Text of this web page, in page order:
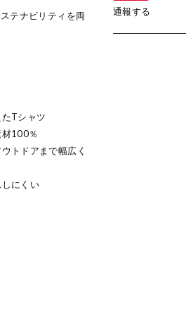
テナビリティを両
Tシャツ
材100％
トドアまで幅広く
にくい
通報する